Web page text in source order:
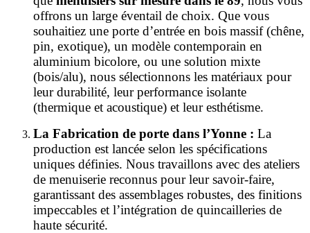
offrons un large éventail de choix. Que vous
souhaitiez une porte d’entrée en bois massif (chêne,
pin, exotique), un modèle contemporain en
aluminium bicolore, ou une solution mixte
(bois/alu), nous sélectionnons les matériaux pour
leur durabilité, leur performance isolante
(thermique et acoustique) et leur esthétisme.
La Fabrication de porte dans l’Yonne : La
production est lancée selon les spécifications
uniques définies. Nous travaillons avec des ateliers
de menuiserie reconnus pour leur savoir-faire,
garantissant des assemblages robustes, des finitions
impeccables et l’intégration de quincailleries de
haute sécurité.